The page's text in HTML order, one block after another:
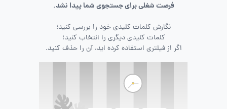
فرصت شغلی برای جستجوی شما پیدا نشد.
نگارش کلمات کلیدی خود را بررسی کنید؛
کلمات کلیدی دیگری را انتخاب کنید؛
اگر از فیلتری استفاده کرده اید، آن را حذف کنید.